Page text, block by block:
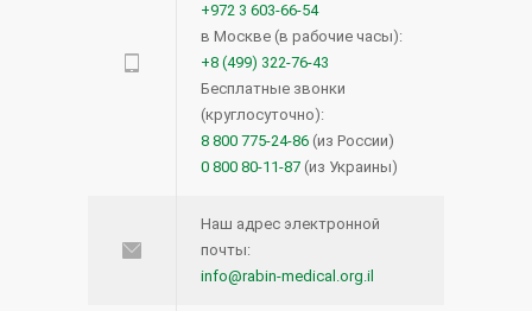
+972 3 603-66-54
в Москве (в рабочие часы):
+8 (499) 322-76-43
Бесплатные звонки
(круглосуточно):
8 800 775-24-86 (из России)
0 800 80-11-87 (из Украины)
Наш адрес электронной
почты:
info@rabin-medical.org.il